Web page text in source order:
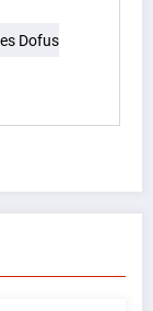
Dofus